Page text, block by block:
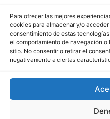
Para ofrecer las mejores
cookies para almacenar y/o
consentimiento de estas
el comportamiento de navegación
sitio. No consentir o retirar el
negativamente a ciertas